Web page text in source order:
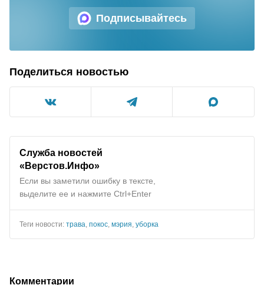
Подписывайтесь
Поделиться новостью
Служба новостей
«Верстов.Инфо»
Если вы заметили ошибку в тексте,
выделите ее и нажмите Ctrl+Enter
Теги новости: трава, покос, мэрия, уборка
Комментарии